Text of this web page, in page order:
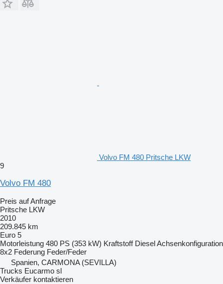
Volvo FM 480 Pritsche LKW
9
Volvo FM 480
Preis auf Anfrage
Pritsche LKW
2010
209.845 km
Euro 5
Motorleistung 480 PS (353 kW) Kraftstoff DieselAchsenkonfiguration
8x2 Federung Feder/Feder
Spanien, CARMONA (SEVILLA)
Trucks Eucarmo sl
Verkäufer kontaktieren